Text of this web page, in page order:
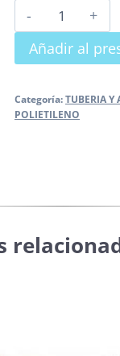
REDUCCION
HH
PE
-
11
Añadir al
Categoría:TUBERIA Y
POLIETILENO